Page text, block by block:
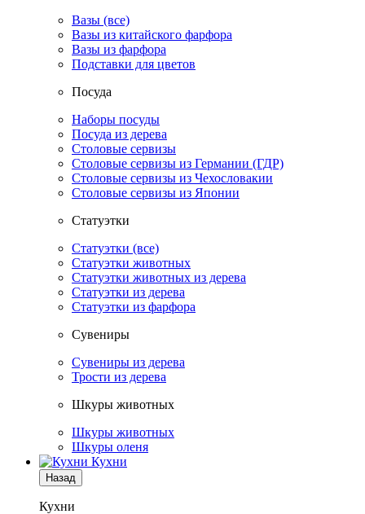
Вазы (все)
Вазы из китайского фарфора
Вазы из фарфора
Подставки для цветов
Посуда
Наборы посуды
Посуда из дерева
Столовые сервизы
Столовые сервизы из Германии (ГДР)
Столовые сервизы из Чехословакии
Столовые сервизы из Японии
Статуэтки
Статуэтки (все)
Статуэтки животных
Статуэтки животных из дерева
Статуэтки из дерева
Статуэтки из фарфора
Сувениры
Сувениры из дерева
Трости из дерева
Шкуры животных
Шкуры животных
Шкуры оленя
Кухни
Назад
Кухни